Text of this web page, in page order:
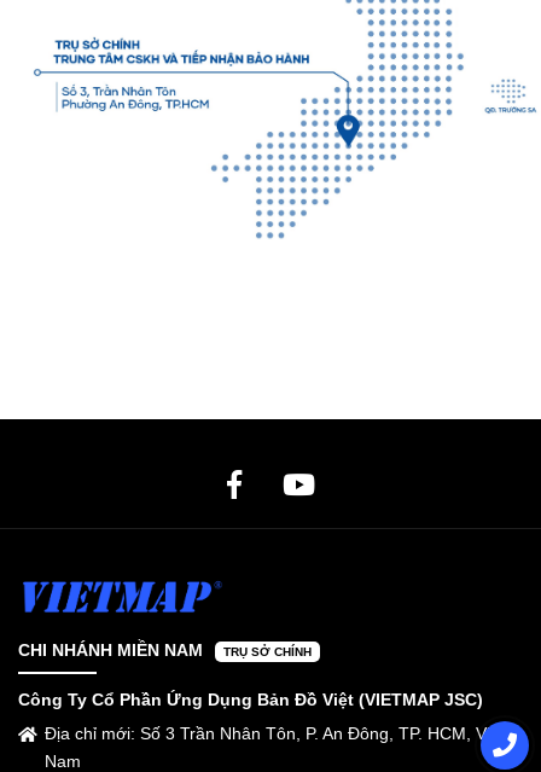
CHI NHÁNH MIỀN NAM TRỤ SỞ CHÍNH
Công Ty Cổ Phần Ứng Dụng Bản Đồ Việt (VIETMAP JSC)
Địa chỉ mới: Số 3 Trần Nhân Tôn, P. An Đông, TP. HCM, Việt
Nam